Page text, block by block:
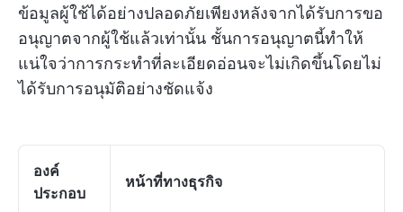
ข้อมูลผู้ใช้ได้อย่างปลอดภัยเพียงหลังจากได้รับการขอ
อนุญาตจากผู้ใช้แล้วเท่านั้น ชั้นการอนุญาตนี้ทำให้
แน่ใจว่าการกระทำที่ละเอียดอ่อนจะไม่เกิดขึ้นโดยไม่
ได้รับการอนุมัติอย่างชัดแจ้ง
องค์
ประกอบ
หน้าที่ทางธุรกิจ